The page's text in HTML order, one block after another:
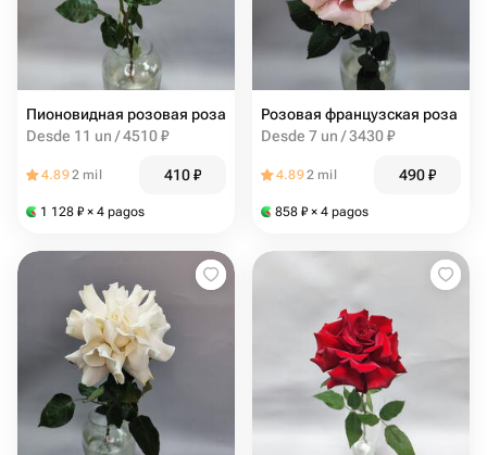
Пионовидная розовая роза
Desde 11 un / 4510 ₽
4.892 mil 410₽
1 128 ₽ × 4 pagos
Розовая французская роза
Desde 7 un / 3430 ₽
4.892 mil 490₽
858 ₽ × 4 pagos